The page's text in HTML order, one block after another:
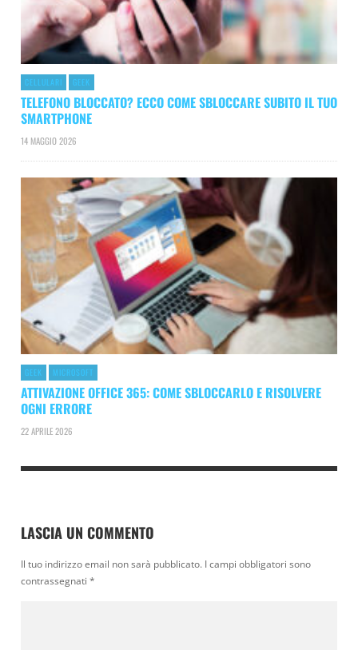
CELLULARI GEEK
TELEFONO BLOCCATO? ECCO COME SBLOCCARE SUBITO IL TUO
SMARTPHONE
14 MAGGIO 2026
GEEK MICROSOFT
ATTIVAZIONE OFFICE 365: COME SBLOCCARLO E RISOLVERE
OGNI ERRORE
22 APRILE 2026
LASCIA UN COMMENTO
Il tuo indirizzo email non sarà pubblicato. I campi obbligatori sono
contrassegnati *